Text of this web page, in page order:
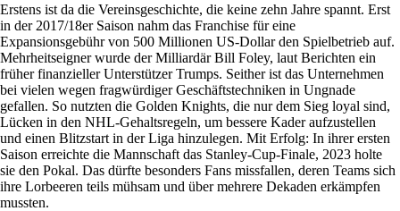
Erstens ist da die Vereinsgeschichte, die keine zehn Jahre spannt. Erst
in der 2017/18er Saison nahm das Franchise für eine
Expansionsgebühr von 500 Millionen US-Dollar den Spielbetrieb auf.
Mehrheitseigner wurde der Milliardär Bill Foley, laut Berichten ein
früher finanzieller Unterstützer Trumps. Seither ist das Unternehmen
bei vielen wegen fragwürdiger Geschäftstechniken in Ungnade
gefallen. So nutzten die Golden Knights, die nur dem Sieg loyal sind,
Lücken in den NHL-Gehaltsregeln, um bessere Kader aufzustellen
und einen Blitzstart in der Liga hinzulegen. Mit Erfolg: In ihrer ersten
Saison erreichte die Mannschaft das Stanley-Cup-Finale, 2023 holte
sie den Pokal. Das dürfte besonders Fans missfallen, deren Teams sich
ihre Lorbeeren teils mühsam und über mehrere Dekaden erkämpfen
mussten.